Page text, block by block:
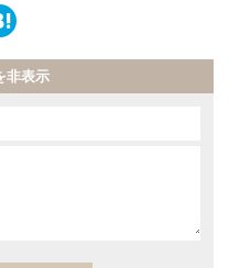
非表示